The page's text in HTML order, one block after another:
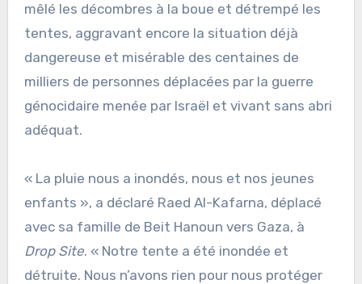
mêlé les décombres à la boue et détrempé les
tentes, aggravant encore la situation déjà
dangereuse et misérable des centaines de
milliers de personnes déplacées par la guerre
génocidaire menée par Israël et vivant sans abri
adéquat.
« La pluie nous a inondés, nous et nos jeunes
enfants », a déclaré Raed Al-Kafarna, déplacé
avec sa famille de Beit Hanoun vers Gaza, à
Drop Site. « Notre tente a été inondée et
détruite. Nous n’avons rien pour nous protéger